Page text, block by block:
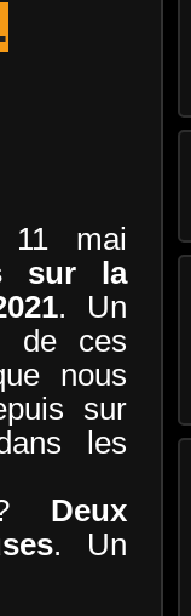
mai
sur la
. Un
de ces
nous
sur
les
Deux
. Un